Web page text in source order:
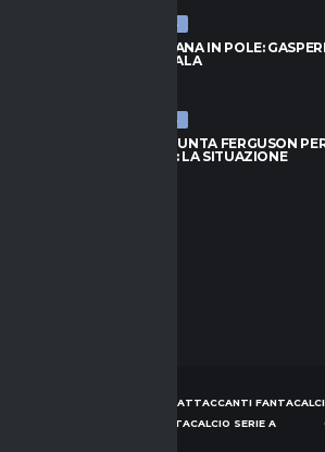
ULTIME NEWS
ROMA, FOFANA IN POLE:
ASPETTA L’ALA
ULTIME NEWS
TORINO, SPUNTA FERGUSON
L’ATTACCO: LA SITUAZIONE
CONSIGLI ATTACCANTI
CONSIGLI DIFENSORI FANTACALCIO SERIE A